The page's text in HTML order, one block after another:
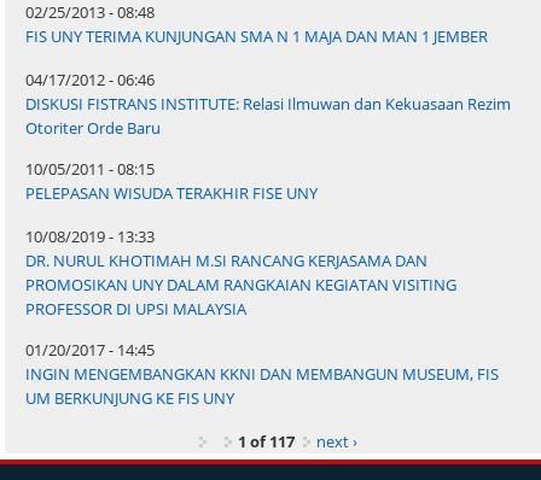
02/25/2013 - 08:48
FIS UNY TERIMA KUNJUNGAN SMA N 1 MAJA DAN MAN 1 JEMBER
04/17/2012 - 06:46
DISKUSI FISTRANS INSTITUTE: Relasi Ilmuwan dan Kekuasaan Rezim
Otoriter Orde Baru
10/05/2011 - 08:15
PELEPASAN WISUDA TERAKHIR FISE UNY
10/08/2019 - 13:33
DR. NURUL KHOTIMAH M.SI RANCANG KERJASAMA DAN
PROMOSIKAN UNY DALAM RANGKAIAN KEGIATAN VISITING
PROFESSOR DI UPSI MALAYSIA
01/20/2017 - 14:45
INGIN MENGEMBANGKAN KKNI DAN MEMBANGUN MUSEUM, FIS
UM BERKUNJUNG KE FIS UNY
1 of 117
next ›